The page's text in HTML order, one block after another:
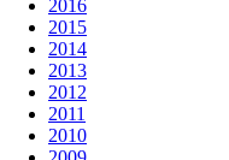
2016
2015
2014
2013
2012
2011
2010